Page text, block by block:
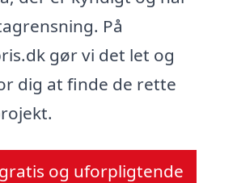
På
gør vi det let og
dig at finde de rette
og uforpligtende